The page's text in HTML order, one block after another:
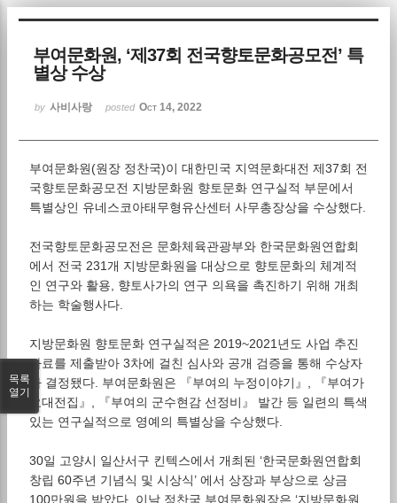
부여문화원, ‘제37회 전국향토문화공모전’ 특
별상 수상
by 사비사랑 posted Oct 14, 2022
부여문화원(원장 정찬국)이 대한민국 지역문화대전 제37회 전
국향토문화공모전 지방문화원 향토문화 연구실적 부문에서
특별상인 유네스코아태무형유산센터 사무총장상을 수상했다.
전국향토문화공모전은 문화체육관광부와 한국문화원연합회
에서 전국 231개 지방문화원을 대상으로 향토문화의 체계적
인 연구와 활용, 향토사가의 연구 의욕을 촉진하기 위해 개최
하는 학술행사다.
지방문화원 향토문화 연구실적은 2019~2021년도 사업 추진
자료를 제출받아 3차에 걸친 심사와 공개 검증을 통해 수상자
가 결정됐다. 부여문화원은 『부여의 누정이야기』, 『부여가
요대전집』, 『부여의 군수현감 선정비』 발간 등 일련의 특색
있는 연구실적으로 영예의 특별상을 수상했다.
30일 고양시 일산서구 킨텍스에서 개최된 ‘한국문화원연합회
창립 60주년 기념식 및 시상식’ 에서 상장과 부상으로 상금
100만원을 받았다. 이날 정찬국 부여문화원장은 ‘지방문화원
목록
열기
Sketchbook5, 스케치북5
Sketchbook5, 스케치북5